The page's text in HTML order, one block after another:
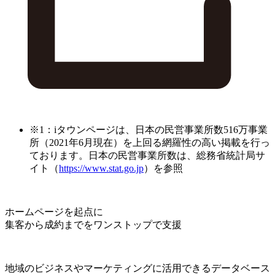
※1：iタウンページは、日本の民営事業所数516万事業
所（2021年6月現在）を上回る網羅性の高い掲載を行っ
ております。日本の民営事業所数は、総務省統計局サ
イト（https://www.stat.go.jp）を参照
ホームページを起点に
集客から成約までをワンストップで支援
地域のビジネスやマーケティングに活用できるデータベース